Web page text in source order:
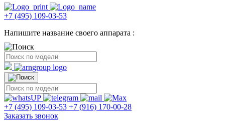
+7 (495) 109-03-53
Напишите название своего аппарата :
+7 (495) 109-03-53 +7 (916) 170-00-28
Заказать звонок